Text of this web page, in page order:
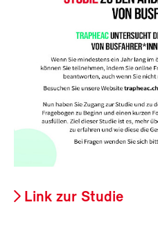
Link zur Studie